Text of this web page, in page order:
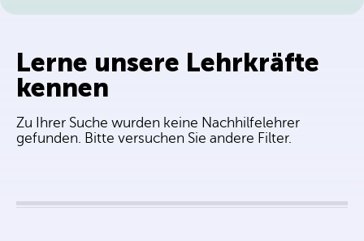
Leipzig
Dortmund
Lerne unsere Lehrkräfte
kennen
Zu Ihrer Suche wurden keine Nachhilfelehrer
gefunden. Bitte versuchen Sie andere Filter.